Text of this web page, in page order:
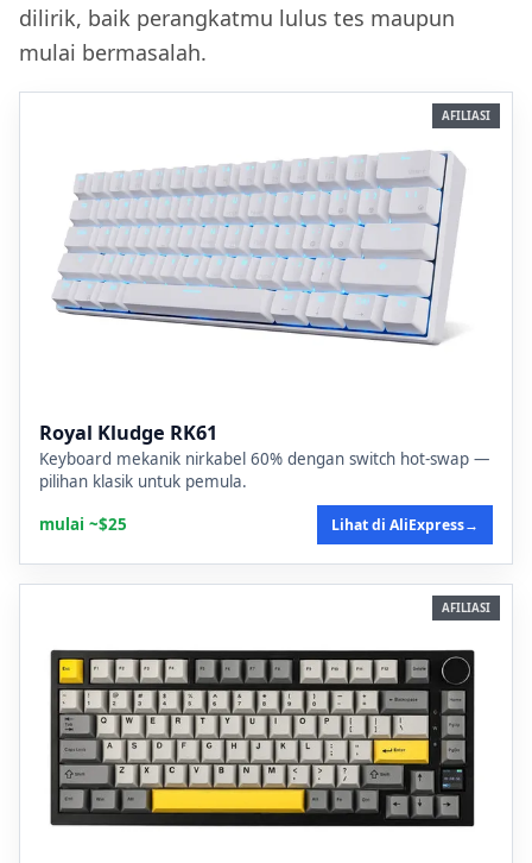
dilirik, baik perangkatmu lulus tes maupun
mulai bermasalah.
AFILIASI
Royal Kludge RK61
Keyboard mekanik nirkabel 60% dengan switch hot-swap —
pilihan klasik untuk pemula.
mulai ~$25
Lihat di AliExpress→
AFILIASI